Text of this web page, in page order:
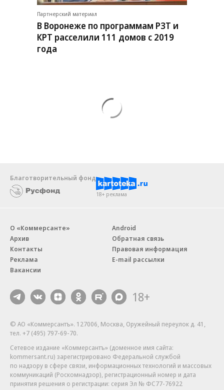
Партнерский материал
В Воронеже по программам РЗТ и
КРТ расселили 111 домов с 2019
года
Благотворительный фонд
18+ реклама
О «Коммерсанте»
Архив
Контакты
Реклама
Вакансии
Android
Обратная связь
Правовая информация
E-mail рассылки
18+
© АО «Коммерсантъ». 127006, Москва, Оружейный переулок д. 41,
тел. +7 (495) 797-69-70.
Сетевое издание «Коммерсантъ» (доменное имя сайта:
kommersant.ru) зарегистрировано Федеральной службой
по надзору в сфере связи, информационных технологий и массовых
коммуникаций (Роскомнадзор), регистрационный номер и дата
принятия решения о регистрации: серия Эл № ФС77-76922